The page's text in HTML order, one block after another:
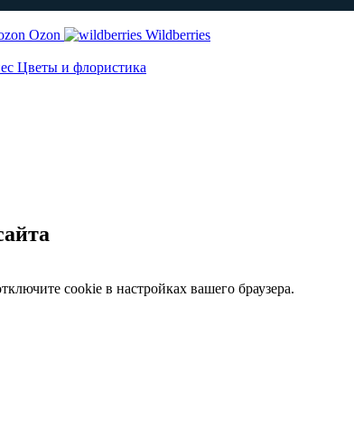
Ozon
Wildberries
Цветы и флористика
cookie в настройках вашего браузера.